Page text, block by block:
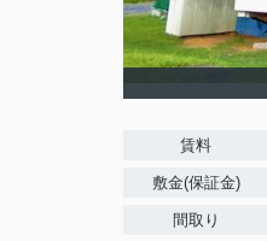
賃料
敷金(保証金)
間取り